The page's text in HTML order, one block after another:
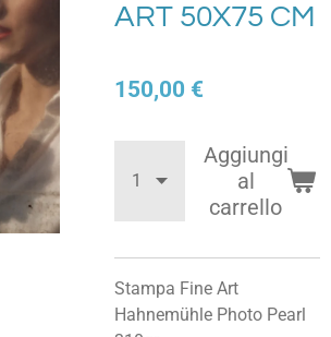
ART 50X75 CM
150,00 €
Aggiungi
al
carrello
Stampa Fine Art
Hahnemühle Photo Pearl